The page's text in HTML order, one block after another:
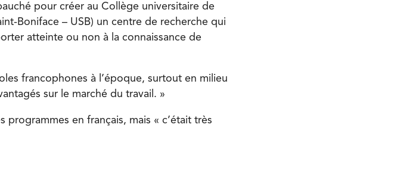
pour créer au Collège universitaire de
Boniface – USB) un centre de recherche qui
atteinte ou non à la connaissance de
francophones à l’époque, surtout en milieu
sur le marché du travail. »
programmes en français, mais « c’était très